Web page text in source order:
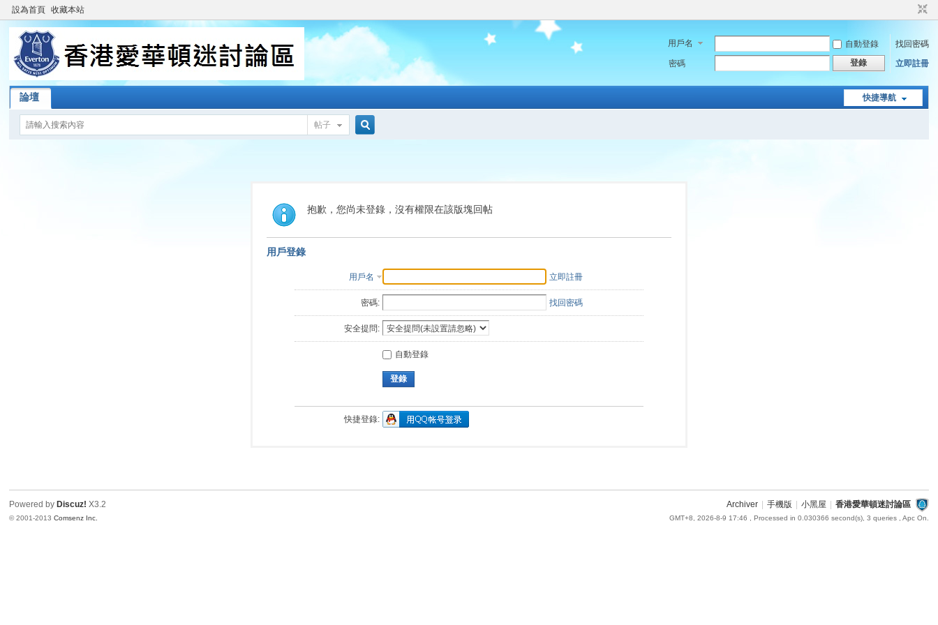
設為首頁 收藏本站
用戶名 自動登錄
找回密碼
密碼
登錄 立即註冊
快捷導航
論壇
帖子
索
抱歉，您尚未登錄，沒有權限在該版塊回帖
用戶登錄
用戶名 立即註冊
密碼: 找回密碼
安全提問:
自動登錄
登錄
快捷登錄:
Archiver 手機版 小黑屋 香港愛華頓迷討論區
GMT+8, 2026-8-9 17:46 , Processed in 0.030366 second(s), 3 queries , Apc On.
Powered by Discuz! X3.2
© 2001-2013Comsenz Inc.